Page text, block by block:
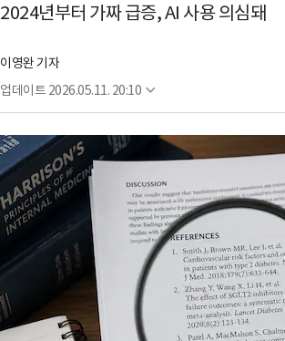
2024년부터 가짜 급증, AI 사용 의심돼
이영완 기자
업데이트 2026.05.11. 20:10